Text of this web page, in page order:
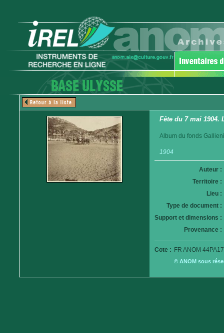
Fête du 7 mai 1904.
Album du fonds
1904
Auteur :
Territoire :
Lieu :
Type de document :
Support et dimensions :
Provenance :
Cote : FR ANOM
© ANOM sous